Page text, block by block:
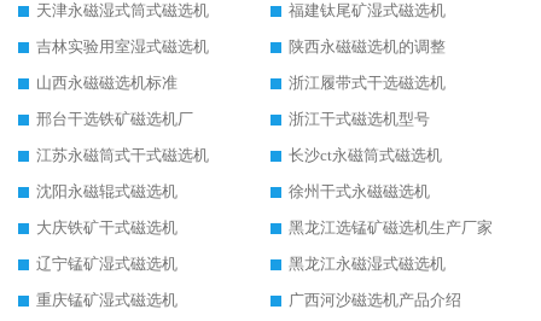
天津永磁湿式筒式磁选机
福建钛尾矿湿式磁选机
吉林实验用室湿式磁选机
陕西永磁磁选机的调整
山西永磁磁选机标准
浙江履带式干选磁选机
邢台干选铁矿磁选机厂
浙江干式磁选机型号
江苏永磁筒式干式磁选机
长沙ct永磁筒式磁选机
沈阳永磁辊式磁选机
徐州干式永磁磁选机
大庆铁矿干式磁选机
黑龙江选锰矿磁选机生产厂家
辽宁锰矿湿式磁选机
黑龙江永磁湿式磁选机
重庆锰矿湿式磁选机
广西河沙磁选机产品介绍